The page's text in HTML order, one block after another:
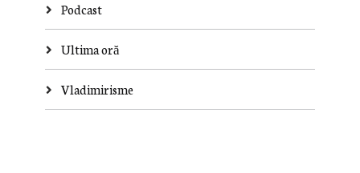
Podcast
Ultima oră
Vladimirisme